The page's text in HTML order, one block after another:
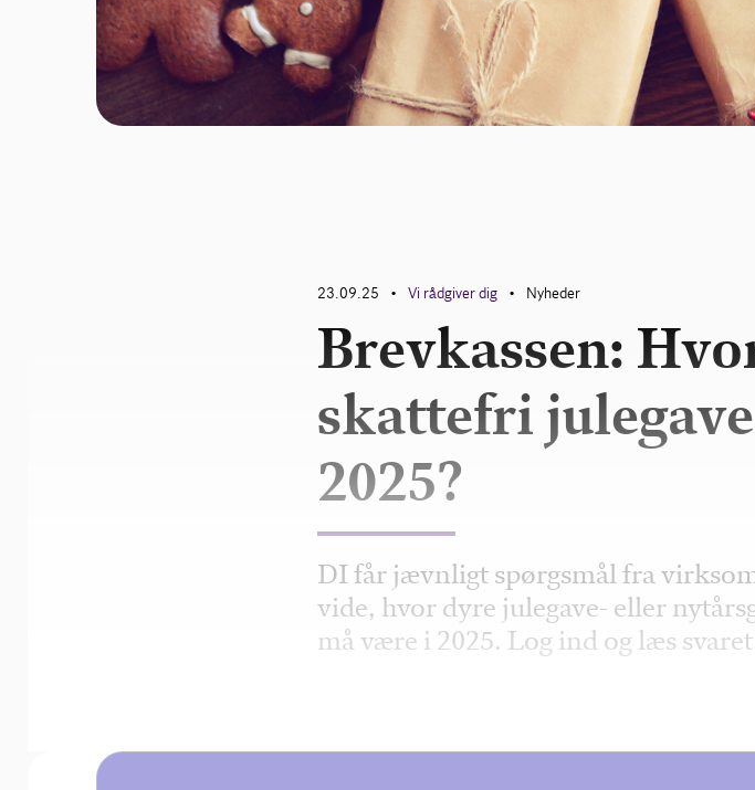
23.09.25 • Vi rådgiver dig • Nyheder
Brevkassen:
skattefri
2025?
DI får jævnligt spørgsmål fra
vide, hvor dyre julegave- eller
må være i 2025. Log ind og læs